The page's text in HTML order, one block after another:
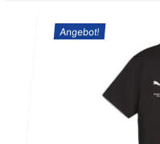
16,99 €
Preis
ist:
12,99 €.
Angebot!